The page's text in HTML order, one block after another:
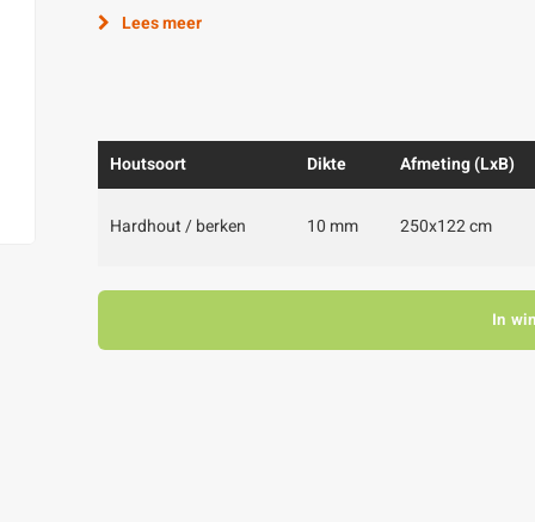
Lees meer
Houtsoort Dikte Afmeting (LxB)
Hardhout / berken 10 mm 250x122 cm
In